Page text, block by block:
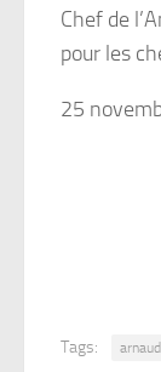
Chef de
pour les
25
Tags: